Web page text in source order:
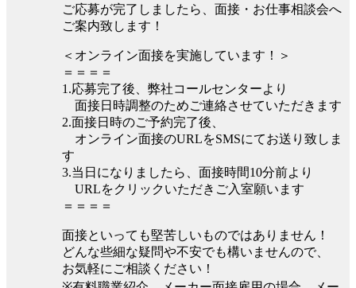
ご応募が完了しましたら、面接・お仕事相談会へ
ご案内致します！
＜オンライン面接を実施しています！＞
＝＝＝＝
1.応募完了後、弊社コールセンターより
面接日時調整のためご連絡させていただきます
2.面接日時のご予約完了後、
オンライン面接のURLをSMSにてお送り致しま
す
3.当日になりましたら、面接時間10分前より
URLをクリックいただきご入室願います
＝＝＝＝
面接といっても堅苦しいものではありません！
どんな些細な疑問や不安でも構いませんので、
お気軽にご相談ください！